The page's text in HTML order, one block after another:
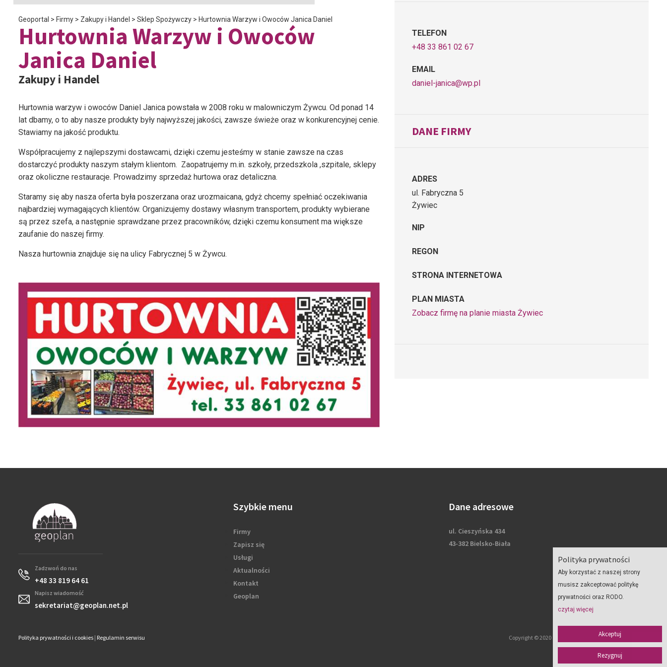
Polityka prywatności
Aby korzystać z naszej strony
musisz zakceptować politykę
prywatności oraz RODO.
czytaj więcej
Akceptuj
Rezygnuj
Geoportal > Firmy > Zakupy i Handel > Sklep Spożywczy > Hurtownia Warzyw i Owoców Janica Daniel
Hurtownia Warzyw i Owoców
Janica Daniel
Zakupy i Handel
Hurtownia warzyw i owoców Daniel Janica powstała w 2008 roku w malowniczym Żywcu. Od ponad 14
lat dbamy, o to aby nasze produkty były najwyższej jakości, zawsze świeże oraz w konkurencyjnej cenie.
Stawiamy na jakość produktu.
Współpracujemy z najlepszymi dostawcami, dzięki czemu jesteśmy w stanie zawsze na czas
dostarczyć produkty naszym stałym klientom. Zaopatrujemy m.in. szkoły, przedszkola ,szpitale, sklepy
oraz okoliczne restauracje. Prowadzimy sprzedaż hurtowa oraz detaliczna.
Staramy się aby nasza oferta była poszerzana oraz urozmaicana, gdyż chcemy spełniać oczekiwania
najbardziej wymagających klientów. Organizujemy dostawy własnym transportem, produkty wybierane
są przez szefa, a następnie sprawdzane przez pracowników, dzięki czemu konsument ma większe
zaufanie do naszej firmy.
Nasza hurtownia znajduje się na ulicy Fabrycznej 5 w Żywcu.
TELEFON
+48 33 861 02 67
EMAIL
daniel-janica@wp.pl
DANE FIRMY
ADRES
ul. Fabryczna 5
Żywiec
NIP
REGON
STRONA INTERNETOWA
PLAN MIASTA
Zobacz firmę na planie miasta Żywiec
Zadzwoń do nas
+48 33 819 64 61
Napisz wiadomość
sekretariat@geoplan.net.pl
Szybkie menu
Firmy
Zapisz się
Usługi
Aktualności
Kontakt
Geoplan
Dane adresowe
ul. Cieszyńska 434
43-382 Bielsko-Biała
Polityka prywatności i cookies | Regulamin serwisu Copyright © 2020 Geoplan - wszelkie prawa zastrzeżone